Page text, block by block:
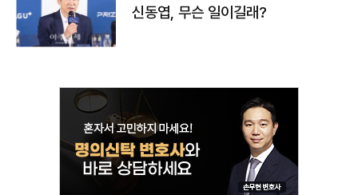
신동엽, 무슨 일이길래?